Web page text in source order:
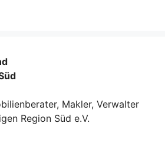
Makler, Verwalter
Region Süd e.V.